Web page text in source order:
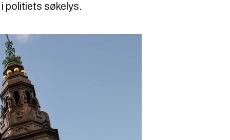
politiets søkelys.